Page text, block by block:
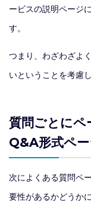
ービスの説明ページ
す。
つまり、わざわざよ
いということを考慮
質問ごとにペ
Q&A形式ペ
次によくある質問ペ
要性があるかどうか